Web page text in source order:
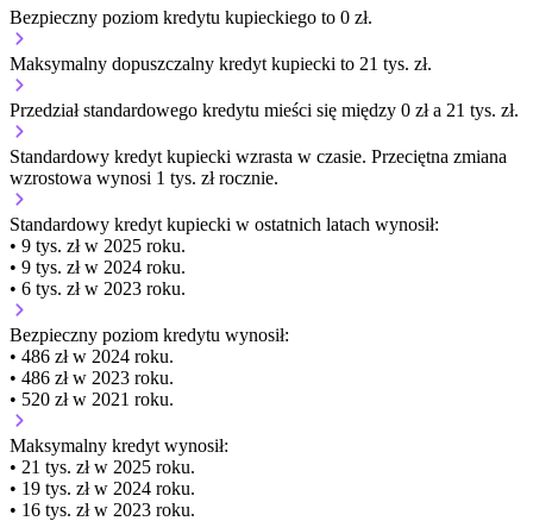
Bezpieczny poziom kredytu kupieckiego to 0 zł.
Maksymalny dopuszczalny kredyt kupiecki to 21 tys. zł.
Przedział standardowego kredytu mieści się między 0 zł a 21 tys. zł.
Standardowy kredyt kupiecki wzrasta w czasie. Przeciętna zmiana
wzrostowa wynosi 1 tys. zł rocznie.
Standardowy kredyt kupiecki w ostatnich latach wynosił:
• 9 tys. zł w 2025 roku.
• 9 tys. zł w 2024 roku.
• 6 tys. zł w 2023 roku.
Bezpieczny poziom kredytu wynosił:
• 486 zł w 2024 roku.
• 486 zł w 2023 roku.
• 520 zł w 2021 roku.
Maksymalny kredyt wynosił:
• 21 tys. zł w 2025 roku.
• 19 tys. zł w 2024 roku.
• 16 tys. zł w 2023 roku.